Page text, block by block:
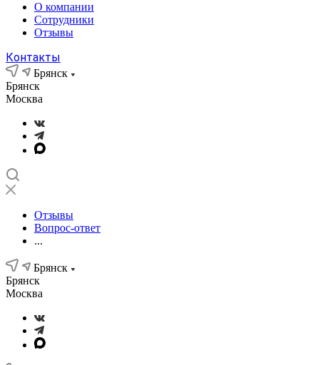
О компании
Сотрудники
Отзывы
Контакты
Брянск
Брянск
Москва
Отзывы
Вопрос-ответ
...
Брянск
Брянск
Москва